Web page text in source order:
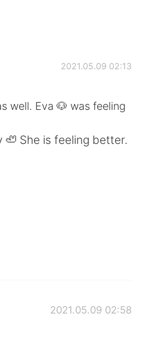
2021.05.09 02:13
well. Eva 🐶 was feeling
She is feeling better.
2021.05.09 02:58